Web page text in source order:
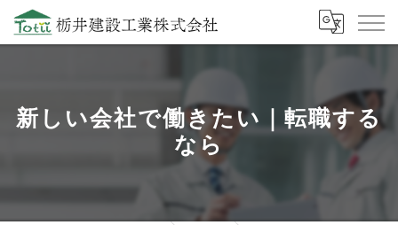
新しい会社で働きたい｜転職する
なら